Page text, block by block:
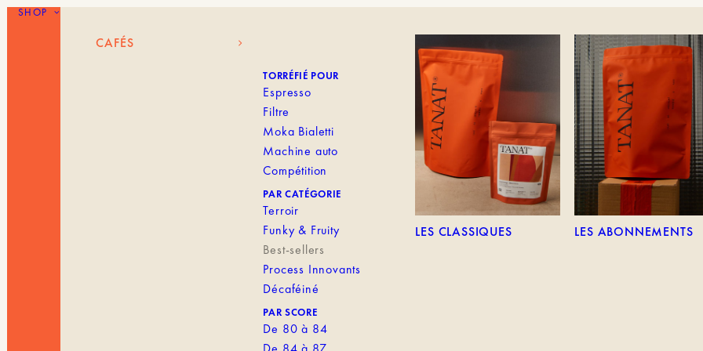
SHOP
CAFÉS
TORRÉFIÉ POUR
Espresso
Filtre
Moka Bialetti
Machine auto
Compétition
PAR CATÉGORIE
Terroir
Funky & Fruity
Best-sellers
Process Innovants
Décaféiné
PAR SCORE
De 80 à 84
LES CLASSIQUES LES ABONNEMENTS